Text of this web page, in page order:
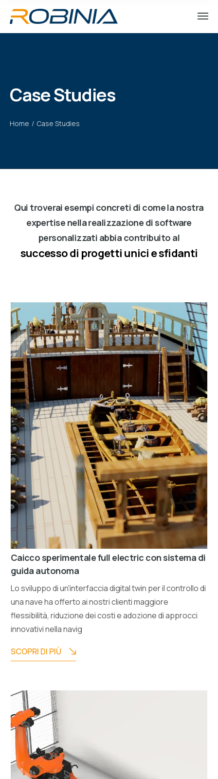
Case Studies
Home / Case Studies
Qui troverai esempi concreti di come la nostra
expertise nella realizzazione di software
personalizzati abbia contribuito al
successo di progetti unici e sfidanti
Caicco sperimentale full electric con sistema di
guida autonoma
Lo sviluppo di un'interfaccia digital twin per il controllo di
una nave ha offerto ai nostri clienti maggiore
flessibilità, riduzione dei costi e adozione di approcci
innovativi nella navig
SCOPRI DI PIÙ